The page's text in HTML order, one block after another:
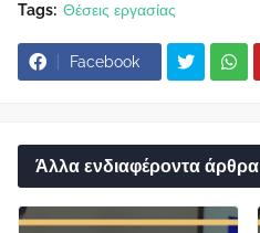
Tags: Θέσεις εργασίας
Facebook
Άλλα ενδιαφέροντα άρθρα